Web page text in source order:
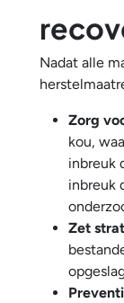
Nadat alle
Zorg
kou,
inbreuk
inbreuk
Zet